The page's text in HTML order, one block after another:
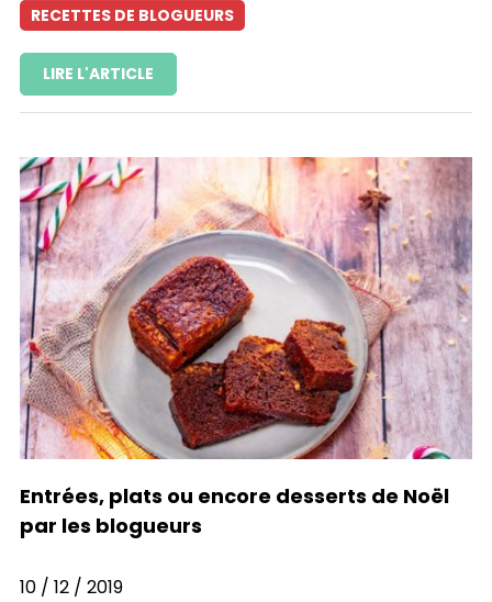
RECETTES DE BLOGUEURS
LIRE L'ARTICLE
Entrées, plats ou encore desserts de Noël
par les blogueurs
10 / 12 / 2019